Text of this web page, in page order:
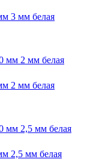
3 мм белая
2 мм белая
2,5 мм белая